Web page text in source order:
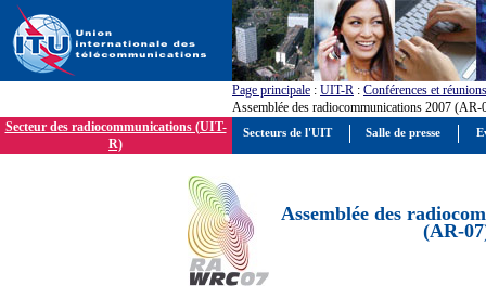
Page principale : UIT-R : Conférences et réunions
Assemblée des radiocommunications 2007 (AR-
Secteur des radiocommunications (UIT-
R)
Assemblée des
(AR-
Secteurs de l'UIT Salle de presse